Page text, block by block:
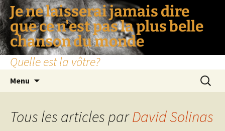
Je ne laisserai jamais dire
que ce n'est pas la plus belle
chanson du monde
Quelle est la vôtre?
Menu
Tous les articles parDavid Solinas